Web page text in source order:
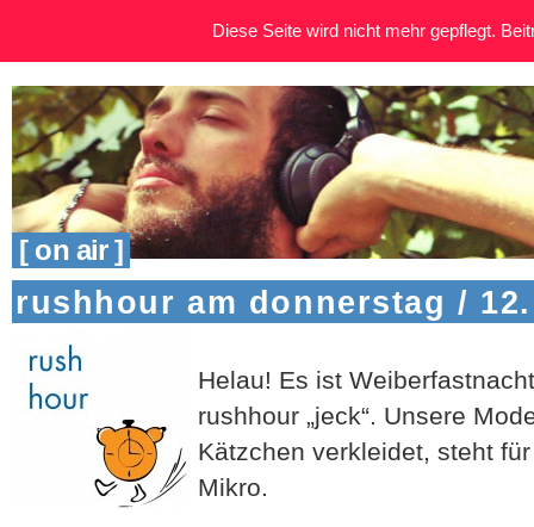
[ on air ]
rushhour am donnerstag /
Helau! Es ist
rushhour „jeck“. Unsere
Kätzchen verkleidet, steht
Mikro.
Diese Seite wird nicht mehr gepflegt.